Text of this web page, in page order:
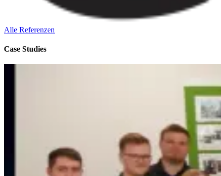
Alle Referenzen
Case Studies